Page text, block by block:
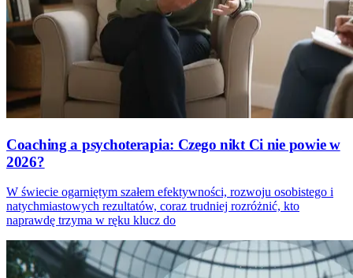
Coaching a psychoterapia: Czego nikt Ci nie powie w
2026?
W świecie ogarniętym szałem efektywności, rozwoju osobistego i
natychmiastowych rezultatów, coraz trudniej rozróżnić, kto
naprawdę trzyma w ręku klucz do